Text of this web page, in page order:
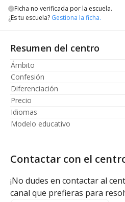
Ficha no verificada por la escuela.
¿Es tu escuela? Gestiona la ficha.
Resumen del centro
Ámbito
Confesión
Diferenciación
Precio
Idiomas
Modelo educativo
Contactar con el
¡No dudes en contactar al
canal que prefieras para